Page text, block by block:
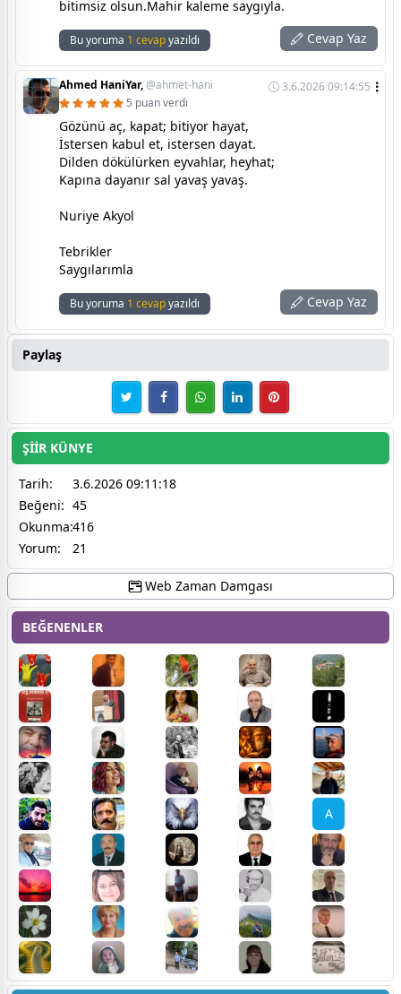
bitimsiz olsun.Mahir kaleme saygıyla.
Bu yoruma 1 cevapyazıldı Cevap Yaz
Ahmed HaniYar,@ahmet-hani
3.6.2026 09:14:55
5 puan verdi
Gözünü aç, kapat; bitiyor hayat,
İstersen kabul et, istersen dayat.
Dilden dökülürken eyvahlar, heyhat;
Kapına dayanır sal yavaş yavaş.
Nuriye Akyol
Tebrikler
Saygılarımla
Bu yoruma 1 cevapyazıldı Cevap Yaz
Paylaş
ŞİİR KÜNYE
Tarih:
3.6.2026 09:11:18
Beğeni: 45
Okunma:416
Yorum:
21
Web Zaman Damgası
BEĞENENLER
A